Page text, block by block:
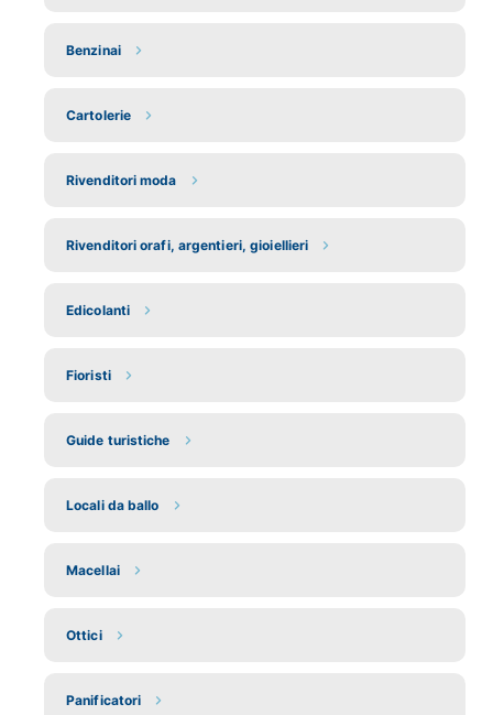
Benzinai
Cartolerie
Rivenditori moda
Rivenditori orafi, argentieri, gioiellieri
Edicolanti
Fioristi
Guide turistiche
Locali da ballo
Macellai
Ottici
Panificatori